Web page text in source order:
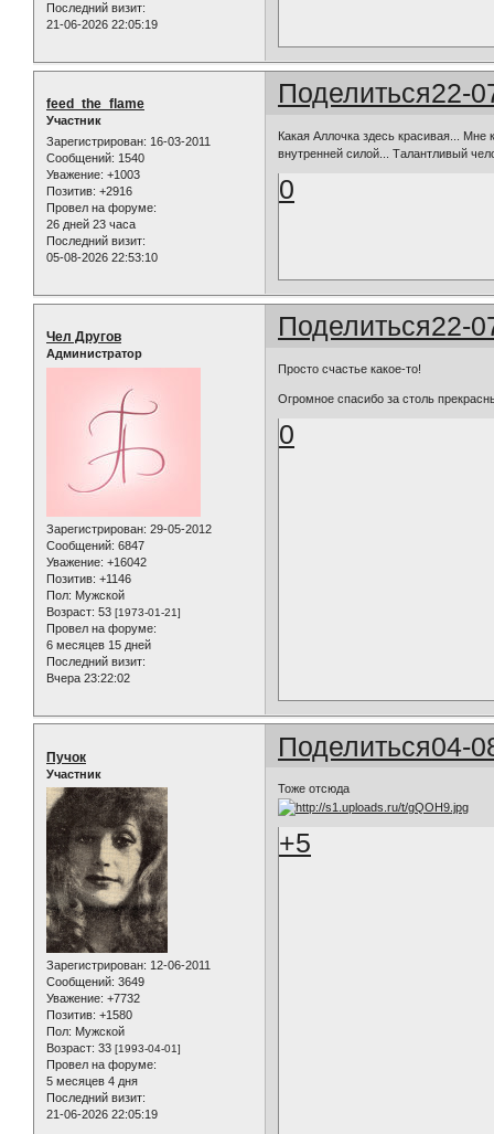
Последний визит:
21-06-2026 22:05:19
Поделиться22-
feed_the_flame
Участник
Зарегистрирован: 16-03-2011
Сообщений: 1540
Уважение: +1003
Позитив: +2916
Провел на форуме:
26 дней 23 часа
Последний визит:
05-08-2026 22:53:10
Какая Аллочка здесь красивая... Мне
внутренней силой... Талантливый
0
Поделиться22-
Чел Другов
Администратор
Зарегистрирован: 29-05-2012
Сообщений: 6847
Уважение: +16042
Позитив: +1146
Пол: Мужской
Возраст: 53 [1973-01-21]
Провел на форуме:
6 месяцев 15 дней
Последний визит:
Вчера 23:22:02
Просто счастье какое-то!
Огромное спасибо за столь
0
Поделиться04-
Пучок
Участник
Зарегистрирован: 12-06-2011
Сообщений: 3649
Уважение: +7732
Позитив: +1580
Пол: Мужской
Возраст: 33 [1993-04-01]
Провел на форуме:
5 месяцев 4 дня
Последний визит:
21-06-2026 22:05:19
Тоже отсюда
+5